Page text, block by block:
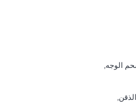
الوجه,